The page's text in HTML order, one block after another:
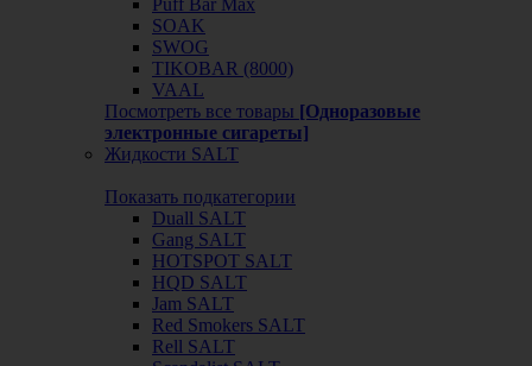
SOAK
SWOG
TIKOBAR (8000)
VAAL
Посмотреть все товары [Одноразовые
электронные сигареты]
Жидкости SALT
Показать подкатегории
Duall SALT
Gang SALT
HOTSPOT SALT
HQD SALT
Jam SALT
Red Smokers SALT
Rell SALT